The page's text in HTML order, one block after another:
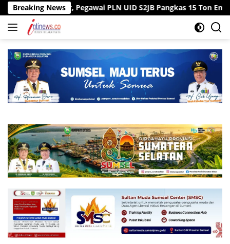
Langsung
ke
konten
Breaking News
Kantor, Pegawai PLN UID S2JB Pangkas 15 Ton Emisi Karbon